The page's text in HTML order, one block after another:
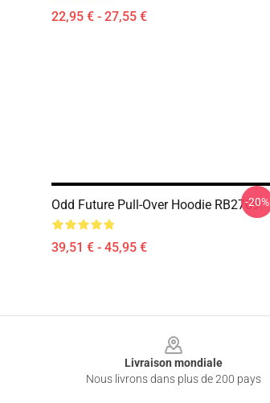
22,95 € - 27,55 €
Odd Future Pull-Over Hoodie RB2709
39,51 € - 45,95 €
-20%
Livraison mondiale
Nous livrons dans plus de 200 pays